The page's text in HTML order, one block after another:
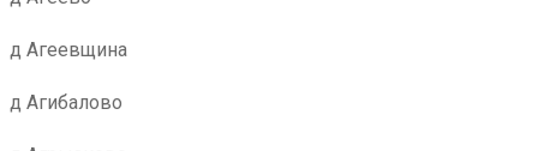
д Агеевщина
д Агибалово